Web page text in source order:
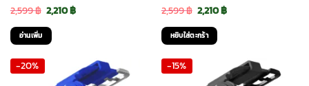
2,599฿ Original
price
was:
2,599 ฿.
2,210฿Current
2,210 ฿.
อ่านเพิ่ม
2,599฿ Original
price
was:
2,599 ฿.
2,210฿Current
2,210 ฿.
หยิบใส่ตะกร้า
-20% -15%